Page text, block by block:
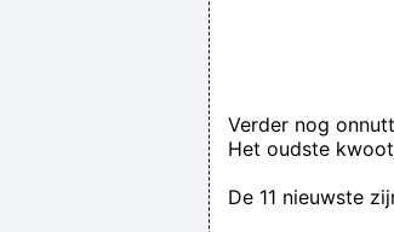
Verder nog
Het oudste
De 11 nieuwste